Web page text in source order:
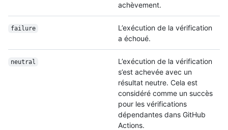
achèvement.
failure
L’exécution de la vérification
a échoué.
neutral
L’exécution de la vérification
s’est achevée avec un
résultat neutre. Cela est
considéré comme un succès
pour les vérifications
dépendantes dans GitHub
Actions.